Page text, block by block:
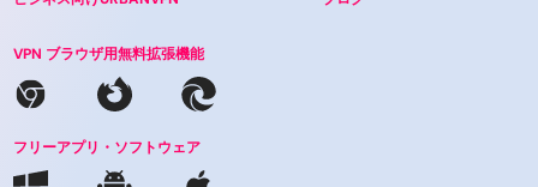
VPN ブラウザ用無料拡張機能
フリーアプリ・ソフトウェア